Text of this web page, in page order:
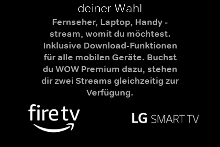
deiner Wahl
Fernseher, Laptop, Handy -
stream, womit du möchtest.
Inklusive Download-Funktionen
für alle mobilen Geräte. Buchst
du WOW Premium dazu, stehen
dir zwei Streams gleichzeitig zur
Verfügung.